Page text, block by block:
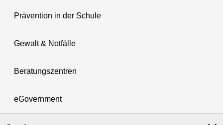
Prävention in der Schule
Gewalt & Notfälle
Beratungszentren
eGovernment